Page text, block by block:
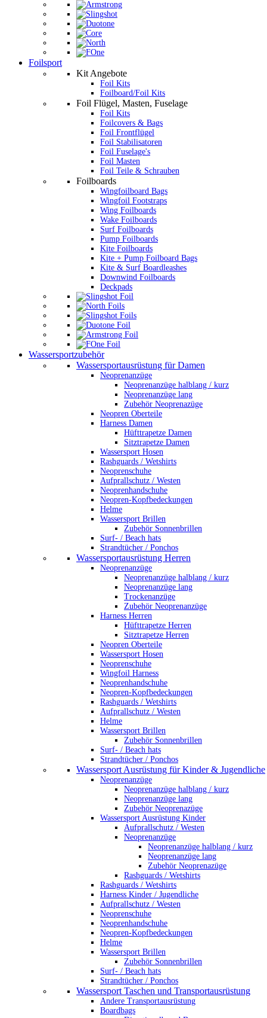
Foilsport
Kit Angebote
Foil Kits
Foilboard/Foil Kits
Foil Flügel, Masten, Fuselage
Foil Kits
Foilcovers & Bags
Foil Frontflügel
Foil Stabilisatoren
Foil Fuselage's
Foil Masten
Foil Teile & Schrauben
Foilboards
Wingfoilboard Bags
Wingfoil Footstraps
Wing Foilboards
Wake Foilboards
Surf Foilboards
Pump Foilboards
Kite Foilboards
Kite + Pump Foilboard Bags
Kite & Surf Boardleashes
Downwind Foilboards
Deckpads
Wassersportzubehör
Wassersportausrüstung für Damen
Neoprenanzüge
Neoprenanzüge halblang / kurz
Neoprenanzüge lang
Zubehör Neoprenazüge
Neopren Oberteile
Harness Damen
Hüfttrapetze Damen
Sitztrapetze Damen
Wassersport Hosen
Rashguards / Wetshirts
Neoprenschuhe
Aufprallschutz / Westen
Neoprenhandschuhe
Neopren-Kopfbedeckungen
Helme
Wassersport Brillen
Zubehör Sonnenbrillen
Surf- / Beach hats
Strandtücher / Ponchos
Wassersportausrüstung Herren
Neoprenanzüge
Neoprenanzüge halblang / kurz
Neoprenanzüge lang
Trockenanzüge
Zubehör Neoprenanzüge
Harness Herren
Hüfttrapetze Herren
Sitztrapetze Herren
Neopren Oberteile
Wassersport Hosen
Neoprenschuhe
Wingfoil Harness
Neoprenhandschuhe
Neopren-Kopfbedeckungen
Rashguards / Wetshirts
Aufprallschutz / Westen
Helme
Wassersport Brillen
Zubehör Sonnenbrillen
Surf- / Beach hats
Strandtücher / Ponchos
Wassersport Ausrüstung für Kinder & Jugendliche
Neoprenanzüge
Neoprenanzüge halblang / kurz
Neoprenanzüge lang
Zubehör Neoprenazüge
Wassersport Ausrüstung Kinder
Aufprallschutz / Westen
Neoprenanzüge
Neoprenanzüge halblang / kurz
Neoprenanzüge lang
Zubehör Neoprenazüge
Rashguards / Wetshirts
Rashguards / Wetshirts
Harness Kinder / Jugendliche
Aufprallschutz / Westen
Neoprenschuhe
Neoprenhandschuhe
Neopren-Kopfbedeckungen
Helme
Wassersport Brillen
Zubehör Sonnenbrillen
Surf- / Beach hats
Strandtücher / Ponchos
Wassersport Taschen und Transportausrüstung
Andere Transportausrüstung
Boardbags